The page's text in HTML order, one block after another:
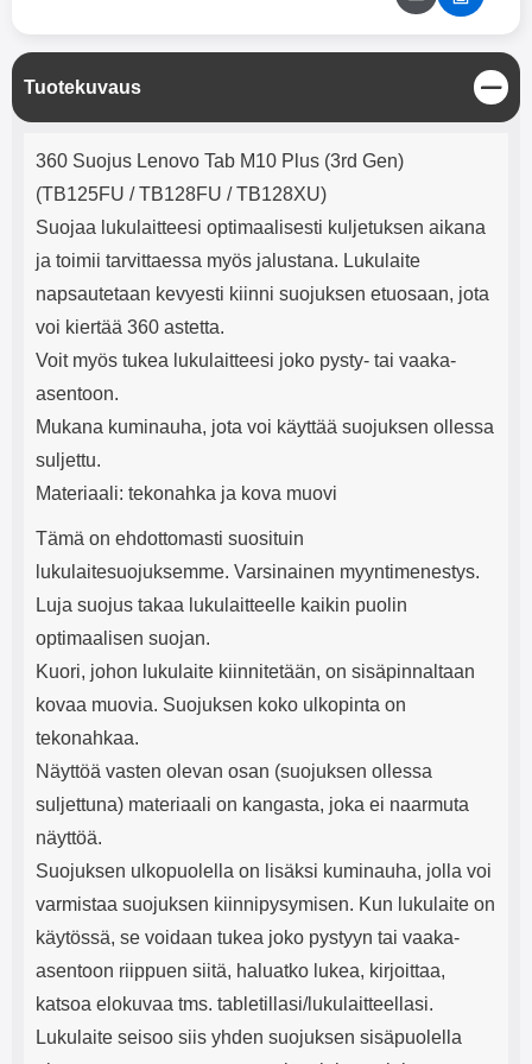
Input: AC100-240V 50/60Hz 0.8A
Max Output: USB: DC5V/3.0A
(15W) 9V/2.0A (18W) 12V/1.5
(18W) Type-C: 5V/3A (PD15W)
12V/1.67A(PD20W) Total Effekt:
20.W Max Johdon pituus: 1 metri
Tuotekuvaus
S
u
l
Tuotekuvaus
360 Suojus Lenovo Tab M10 Plus (3rd Gen)
(TB125FU / TB128FU / TB128XU)
Suojaa lukulaitteesi optimaalisesti kuljetuksen aikana
ja toimii tarvittaessa myös jalustana. Lukulaite
napsautetaan kevyesti kiinni suojuksen etuosaan, jota
voi kiertää 360 astetta.
Voit myös tukea lukulaitteesi joko pysty- tai vaaka-
asentoon.
Mukana kuminauha, jota voi käyttää suojuksen ollessa
suljettu.
Materiaali: tekonahka ja kova muovi
Tämä on ehdottomasti suosituin
lukulaitesuojuksemme. Varsinainen myyntimenestys.
Luja suojus takaa lukulaitteelle kaikin puolin
optimaalisen suojan.
Kuori, johon lukulaite kiinnitetään, on sisäpinnaltaan
kovaa muovia. Suojuksen koko ulkopinta on
tekonahkaa.
Näyttöä vasten olevan osan (suojuksen ollessa
suljettuna) materiaali on kangasta, joka ei naarmuta
näyttöä.
Suojuksen ulkopuolella on lisäksi kuminauha, jolla voi
varmistaa suojuksen kiinnipysymisen. Kun lukulaite on
käytössä, se voidaan tukea joko pystyyn tai vaaka-
asentoon riippuen siitä, haluatko lukea, kirjoittaa,
katsoa elokuvaa tms. tabletillasi/lukulaitteellasi.
Lukulaite seisoo siis yhden suojuksen sisäpuolella